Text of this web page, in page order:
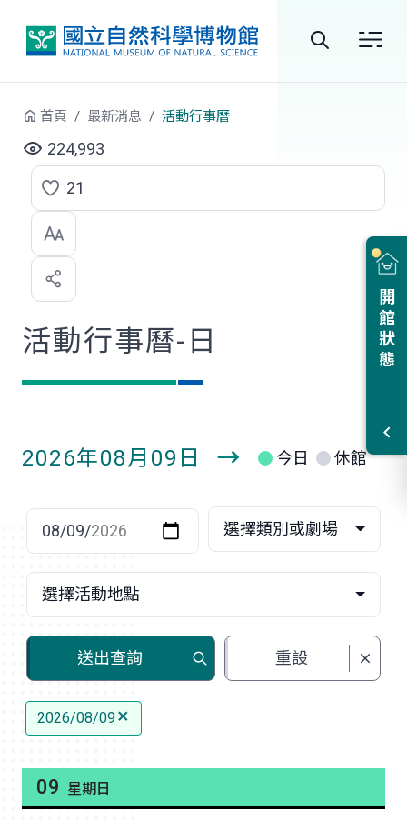
尋
開館狀態
首頁 最新消息 活動行事曆
224,993
點
選
喜
歡
21
活動行事曆-日
2026年08月09日
日
今日 休館
選擇類別或劇場
選擇活動地點
送出查詢 重設
2026/08/09
09 星期日